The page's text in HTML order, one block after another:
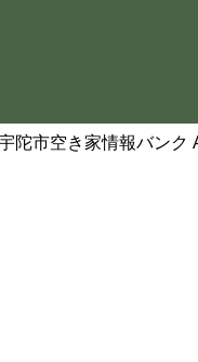
陀市空き家情報バンク